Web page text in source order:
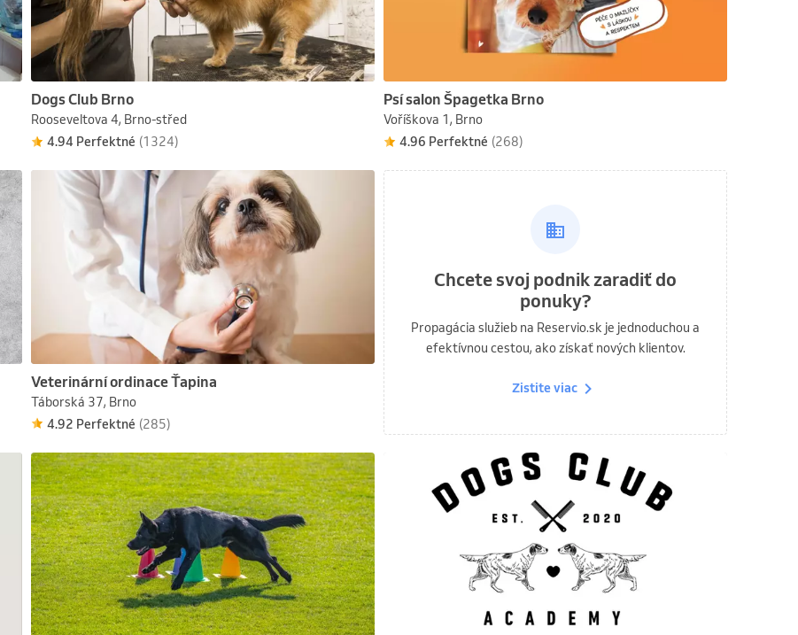
Dogs Club Brno
Rooseveltova 4, Brno-střed
4.94 Perfektné (1324)
Psí salon Špagetka Brno
Voříškova 1, Brno
4.96 Perfektné (268)
Veterinární ordinace Ťapina
Táborská 37, Brno
4.92 Perfektné (285)
Chcete svoj podnik zaradiť do
ponuky?
Propagácia služieb na Reservio.sk je jednoduchou a
efektívnou cestou, ako získať nových klientov.
Zistite viac